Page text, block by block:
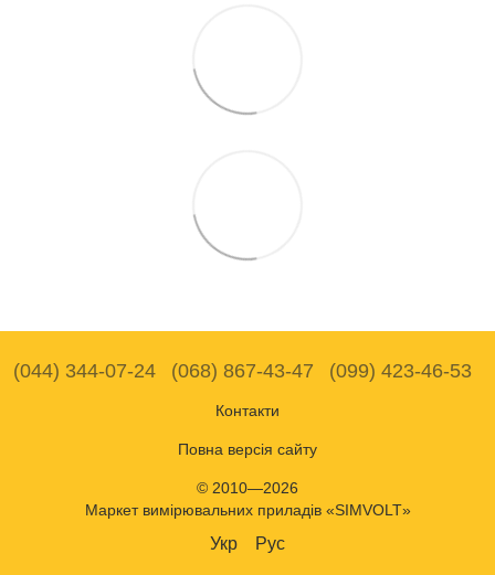
(044) 344-07-24 (068) 867-43-47 (099) 423-46-53
Контакти
Повна версія сайту
© 2010—2026
Маркет вимірювальних приладів «SIMVOLT»
Укр Рус